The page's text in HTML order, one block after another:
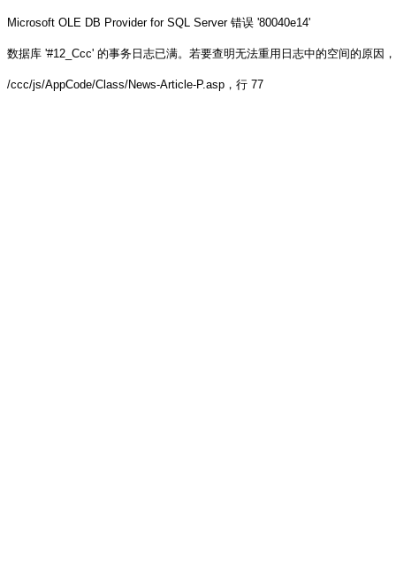
Microsoft OLE DB Provider for SQL Server 错误 '80040e14'
数据库 '#12_Ccc' 的事务日志已满。若要查明无法重用日志中的空间的原因
/ccc/js/AppCode/Class/News-Article-P.asp ，行 77